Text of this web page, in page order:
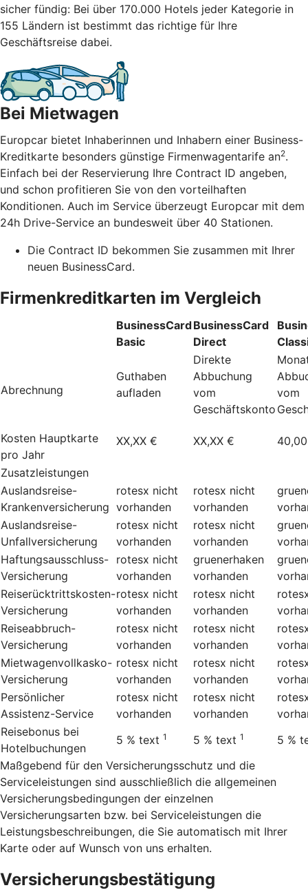
sicher fündig: Bei über 170.000 Hotels jeder Kategorie in
155 Ländern ist bestimmt das richtige für Ihre
Geschäftsreise dabei.
Bei Mietwagen
Europcar bietet Inhaberinnen und Inhabern einer Business-
Kreditkarte besonders günstige Firmenwagentarife an2.
Einfach bei der Reservierung Ihre Contract ID angeben,
und schon profitieren Sie von den vorteilhaften
Konditionen. Auch im Service überzeugt Europcar mit dem
24h Drive-Service an bundesweit über 40 Stationen.
Die Contract ID bekommen Sie zusammen mit Ihrer
neuen BusinessCard.
Firmenkreditkarten im Vergleich
BusinessCard
Basic
BusinessCard
Direct
Abrechnung
Guthaben
aufladen
Direkte
Abbuchung
vom
Geschäftskonto
vom
Kosten Hauptkarte
pro Jahr
XX,XX € XX,XX €
Zusatzleistungen
Auslandsreise-
Krankenversicherung
rotesx nicht
vorhanden
rotesx nicht
vorhanden
Auslandsreise-
Unfallversicherung
rotesx nicht
vorhanden
rotesx nicht
vorhanden
Haftungsausschluss-
Versicherung
rotesx nicht
vorhanden
gruenerhaken
vorhanden
Reiserücktrittskosten-
Versicherung
rotesx nicht
vorhanden
rotesx nicht
vorhanden
Reiseabbruch-
Versicherung
rotesx nicht
vorhanden
rotesx nicht
vorhanden
Mietwagenvollkasko-
Versicherung
rotesx nicht
vorhanden
rotesx nicht
vorhanden
Persönlicher
Assistenz-Service
rotesx nicht
vorhanden
rotesx nicht
vorhanden
Reisebonus bei
Hotelbuchungen
5 % text 1 5 % text 1 5 %
Maßgebend für den Versicherungsschutz und die
Serviceleistungen sind ausschließlich die allgemeinen
Versicherungsbedingungen der einzelnen
Versicherungsarten bzw. bei Serviceleistungen die
Leistungsbeschreibungen, die Sie automatisch mit Ihrer
Karte oder auf Wunsch von uns erhalten.
Versicherungsbestätigung